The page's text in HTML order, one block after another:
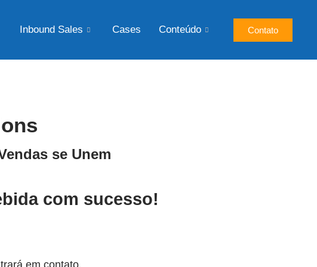
Inbound Sales Cases Conteúdo Contato
se Unem
com sucesso!
em contato.